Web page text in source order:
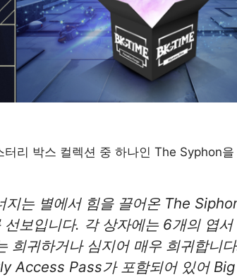
리 박스 컬렉션 중 하나인 The Syphon
지는 별에서 힘을 끌어온 The
보입니다. 각 상자에는 6개의 엽서
희귀하거나 심지어 매우 희귀합니
Access Pass가 포함되어 있어